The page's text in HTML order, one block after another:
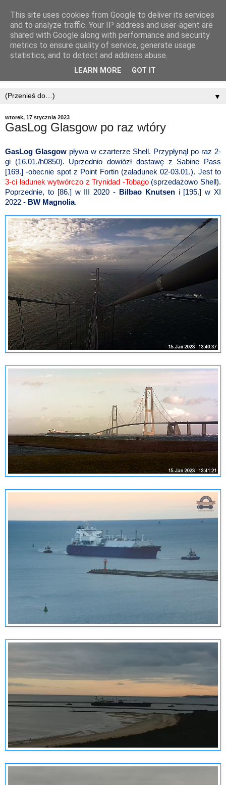
▼
wtorek, 17 stycznia 2023
GasLog Glasgow po raz wtóry
GasLog Glasgow pływa w czarterze Shell. Przypłynął po raz 2-
gi (16.01./h0850). Uprzednio dowiózł dostawę z Sabine Pass
[169.] -obecnie spot z Point Fortin (załadunek 02-03.01.). Jest to
3-ci ładunek wytwórczo z Trynidad -Tobago(sprzedażowo Shell).
Poprzednie, to [86.] w III 2020 -
Bilbao Knutseni [195.] w XI
2022 - BW Magnolia.
This site uses cookies from Google to deliver its services
and to analyze traffic. Your IP address and user-agent are
shared with Google along with performance and security
metrics to ensure quality of service, generate usage
statistics, and to detect and address abuse.
LEARN MORE GOT IT